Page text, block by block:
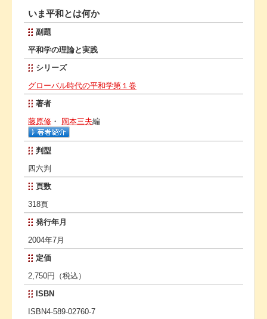
いま平和とは何か
副題
平和学の理論と実践
シリーズ
グローバル時代の平和学第１巻
著者
藤原修 ・ 岡本三夫編
判型
四六判
頁数
318頁
発行年月
2004年7月
定価
2,750円（税込）
ISBN
ISBN4-589-02760-7